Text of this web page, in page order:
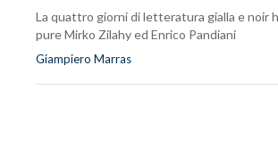
La quattro giorni di letteratura gialla e noir
pure Mirko Zilahy ed Enrico Pandiani
Giampiero Marras